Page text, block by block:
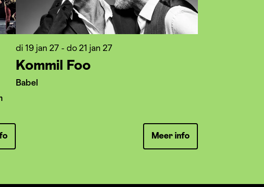
Kommil Foo
Babel
di 19 jan 27 - do 21 jan 27
Meer info